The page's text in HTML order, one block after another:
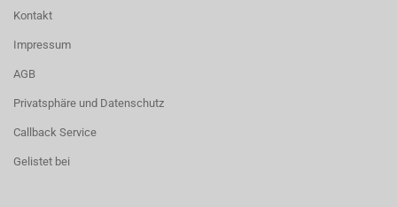
Kontakt
Impressum
AGB
Privatsphäre und Datenschutz
Callback Service
Gelistet bei